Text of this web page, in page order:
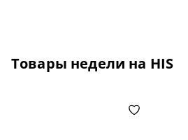
Товары недели на HIS